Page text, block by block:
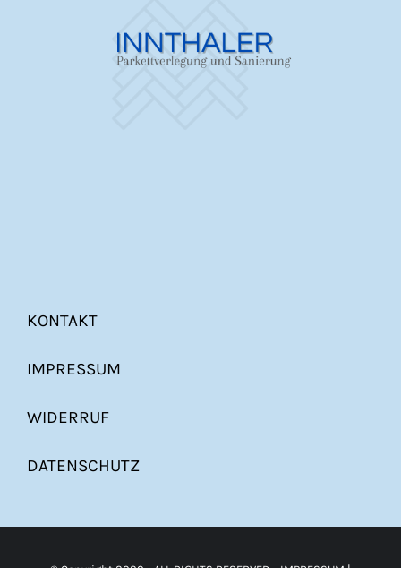
KONTAKT
IMPRESSUM
WIDERRUF
DATENSCHUTZ